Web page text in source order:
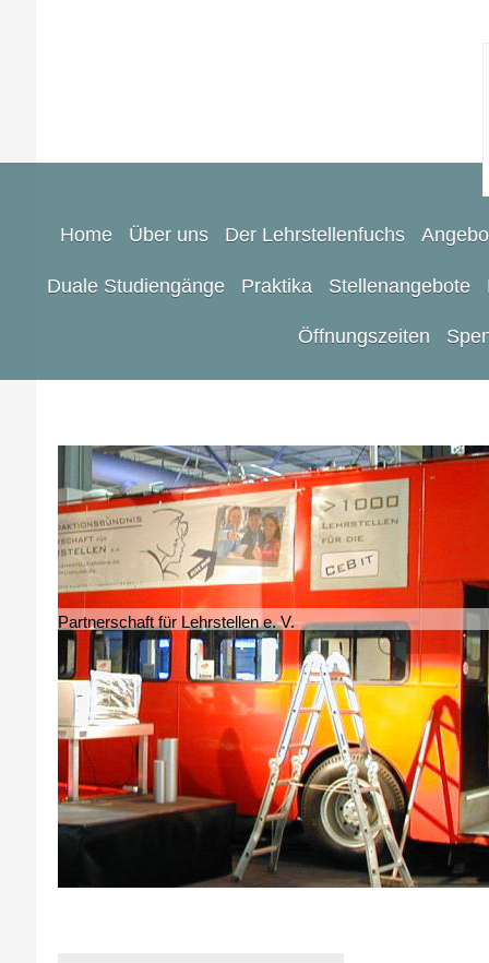
Home Über uns Der Lehrstellenfuchs
Duale Studiengänge Praktika Stellenangebote
Öffnungszeiten
Partnerschaft für Lehrstellen e. V.